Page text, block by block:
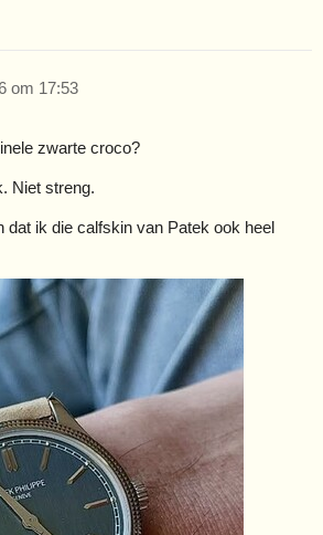
om 17:53
zwarte croco?
Niet streng.
dat ik die calfskin van Patek ook heel